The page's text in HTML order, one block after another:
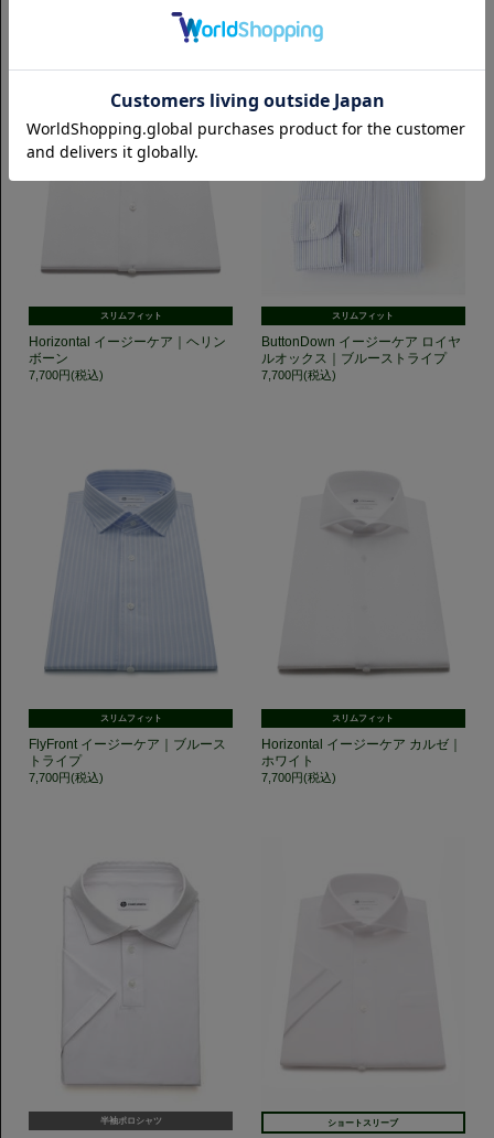
スリムフィット
Horizontal イージーケア｜ヘリン
ボーン
7,700円(税込)
スリムフィット
ButtonDown イージーケア ロイヤ
ルオックス｜ブルーストライプ
7,700円(税込)
スリムフィット
FlyFront イージーケア｜ブルース
トライプ
7,700円(税込)
スリムフィット
Horizontal イージーケア カルゼ｜
ホワイト
7,700円(税込)
半袖ポロシャツ ショートスリーブ